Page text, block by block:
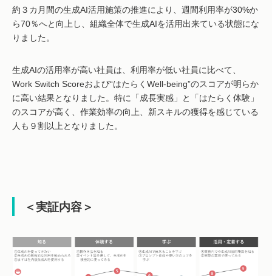
約３カ月間の生成AI活用施策の推進により、週間利用率が30%か
ら70％へと向上し、組織全体で生成AIを活用出来ている状態にな
りました。
生成AIの活用率が高い社員は、利用率が低い社員に比べて、
Work Switch Scoreおよび“はたらくWell-being”のスコアが明らか
に高い結果となりました。特に「成長実感」と「はたらく体験」
のスコアが高く、作業効率の向上、新スキルの獲得を感じている
人も９割以上となりました。
＜実証内容＞